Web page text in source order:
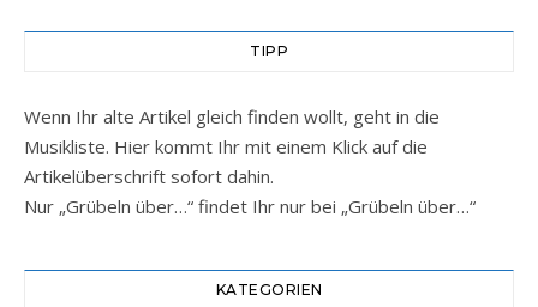
TIPP
Wenn Ihr alte Artikel gleich finden wollt, geht in die
Musikliste. Hier kommt Ihr mit einem Klick auf die
Artikelüberschrift sofort dahin.
Nur „Grübeln über…“ findet Ihr nur bei „Grübeln über…“
KATEGORIEN